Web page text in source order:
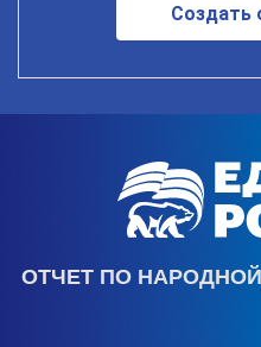
Создать
ОТЧЕТ ПО НАРОДНОЙ